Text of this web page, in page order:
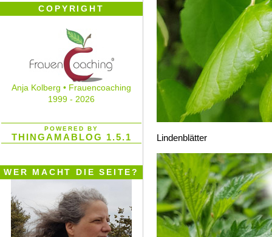
Lindenblätter
COPYRIGHT
Anja Kolberg • Frauencoaching
1999 - 2026
POWERED BY
THINGAMABLOG 1.5.1
WER MACHT DIE SEITE?